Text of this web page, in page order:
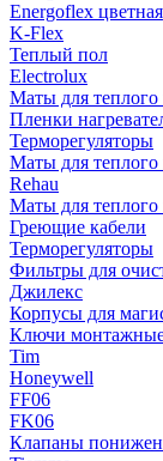
Energoflex цветная
K-Flex
Теплый пол
Electrolux
Маты для теплого
Пленки
Терморегуляторы
Маты для теплого
Rehau
Маты для теплого
Греющие кабели
Терморегуляторы
Фильтры для
Джилекс
Корпусы для
Ключи
Tim
Honeywell
FF06
FK06
Клапаны